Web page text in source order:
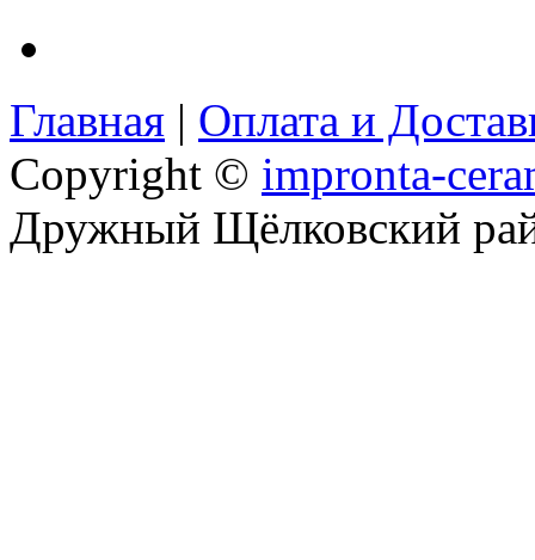
Главная | Оплата и
Copyright © impronta-
Дружный Щёлковский